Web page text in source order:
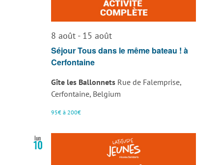
8 août- 15 août
Séjour Tous dans le même bateau ! à
Cerfontaine
Gîte les Ballonnets Rue de Falemprise,
Cerfontaine, Belgium
95€ à 200€
lun
10